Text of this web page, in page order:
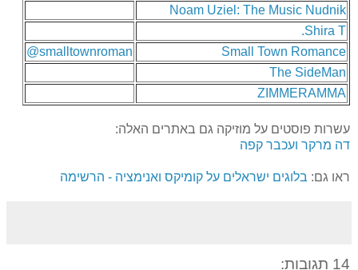
Noam Uziel: The Music Nudnik
Shira T.
Small Town Romance
@smalltownroman
The SideMan
ZIMMERAMMA
עשרות פוסטים על מוזיקה גם באתרים האלה:
דה מרקר ועכבר קפה
ראו גם: בלוגים ישראלים על קומיקס ואנימציה - הרשימה
14 תגובות: